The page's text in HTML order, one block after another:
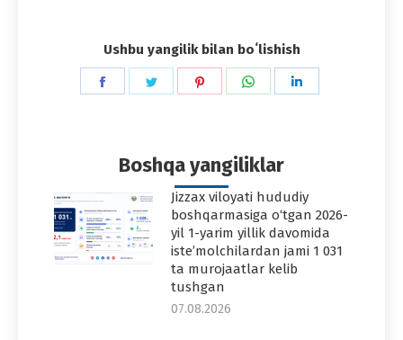
Ushbu yangilik bilan boʻlishish
Share
Share
Share
Share
Boshqa yangiliklar
Jizzax viloyati hududiy
boshqarmasiga o‘tgan 2026-
yil 1-yarim yillik davomida
iste’molchilardan jami 1 031
ta murojaatlar kelib
tushgan
07.08.2026